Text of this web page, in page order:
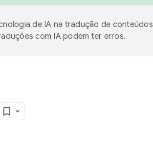
de IA na tradução de conteúdos
com IA podem ter erros.